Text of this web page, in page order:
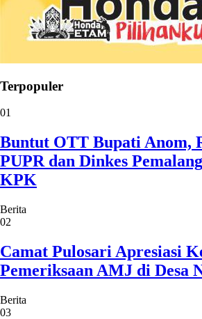
Terpopuler
01
Buntut OTT Bupati Anom,
PUPR dan Dinkes
KPK
Berita
02
Camat Pulosari Apresiasi
Pemeriksaan AMJ di Desa
Berita
03